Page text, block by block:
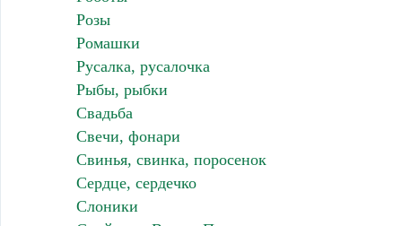
Розы
Ромашки
Русалка, русалочка
Рыбы, рыбки
Свадьба
Свечи, фонари
Свинья, свинка, поросенок
Сердце, сердечко
Слоники